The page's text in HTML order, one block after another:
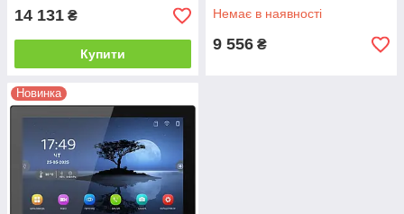
14 131 ₴
Купити
Немає в наявності
9 556 ₴
Новинка